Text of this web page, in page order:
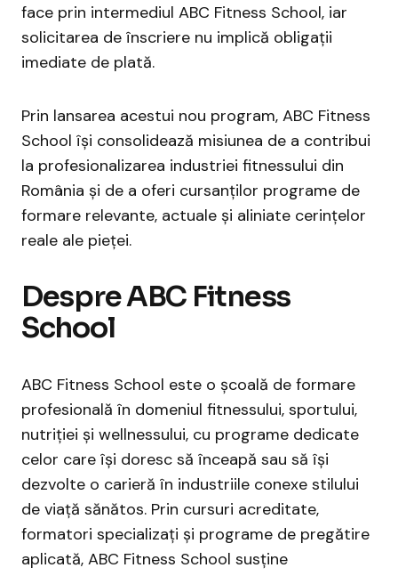
face prin intermediul ABC Fitness School, iar
solicitarea de înscriere nu implică obligații
imediate de plată.
Prin lansarea acestui nou program, ABC Fitness
School își consolidează misiunea de a contribui
la profesionalizarea industriei fitnessului din
România și de a oferi cursanților programe de
formare relevante, actuale și aliniate cerințelor
reale ale pieței.
Despre ABC Fitness
School
ABC Fitness School este o școală de formare
profesională în domeniul fitnessului, sportului,
nutriției și wellnessului, cu programe dedicate
celor care își doresc să înceapă sau să își
dezvolte o carieră în industriile conexe stilului
de viață sănătos. Prin cursuri acreditate,
formatori specializați și programe de pregătire
aplicată, ABC Fitness School susține